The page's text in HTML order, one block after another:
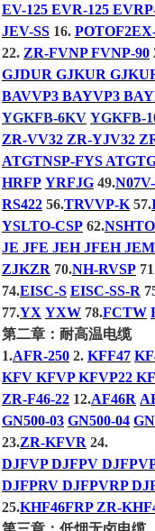
EV-125 EVR-125
JEV-SS 16.
22. ZR-FVNP FVNP-90
GJDUR GJKUR
BAVVP3 BAYVP3
YGKFB-6KV YGKFB-
ZR-VV32 ZR-YJV32
ATGTNSP-FYS
HRFP YRFJG 49.
RS422 56.TRVVP-K 57.
YSLTO-CSP 62.
JE JFE JEH JFEH
ZJKZR 70.NH-RVSP
74.EISC-S EISC-SS-R
77.YX YXW 78.FCTW
第二章：耐高温电缆
1.AFR-250 2. KFF47
KFV KFVP KFVP22
ZR-F46-22 12.AF46R
GN500-03 GN500-04
23.ZR-KFVR 24.
DJFVP DJFPV
DJFPRV DJFPVRP
25.KHF46FRP ZR-